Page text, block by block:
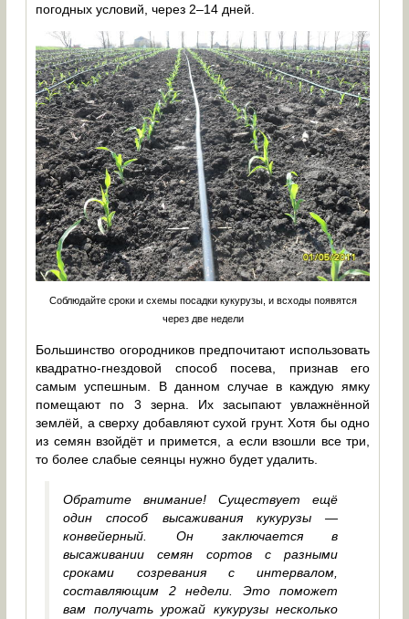
погодных условий, через 2–14 дней.
Соблюдайте сроки и схемы посадки кукурузы, и всходы появятся
через две недели
Большинство огородников предпочитают использовать
квадратно-гнездовой способ посева, признав его
самым успешным. В данном случае в каждую ямку
помещают по 3 зерна. Их засыпают увлажнённой
землёй, а сверху добавляют сухой грунт. Хотя бы одно
из семян взойдёт и примется, а если взошли все три,
то более слабые сеянцы нужно будет удалить.
Обратите внимание! Существует ещё
один способ высаживания кукурузы —
конвейерный. Он заключается в
высаживании семян сортов с разными
сроками созревания с интервалом,
составляющим 2 недели. Это поможет
вам получать урожай кукурузы несколько